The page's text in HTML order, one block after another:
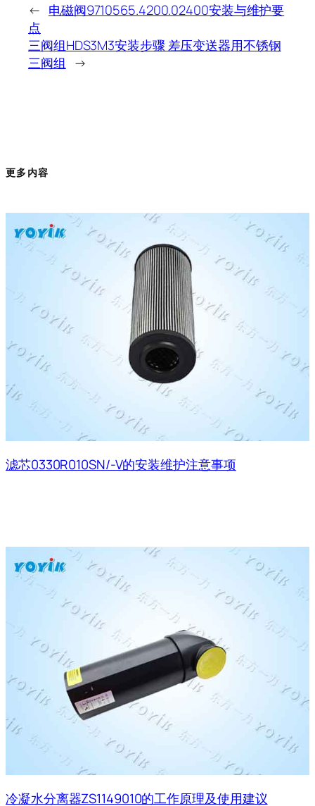
← 电磁阀9710565.4200.02400安装与维护要
点
三阀组HDS3M3安装步骤 差压变送器用不锈钢
三阀组 →
更多内容
滤芯0330R010SN/-V的安装维护注意事项
冷凝水分离器ZS1149010的工作原理及使用建议